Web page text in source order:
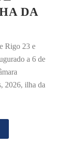
DA
Rigo 23 e
a 6 de
2026, ilha da